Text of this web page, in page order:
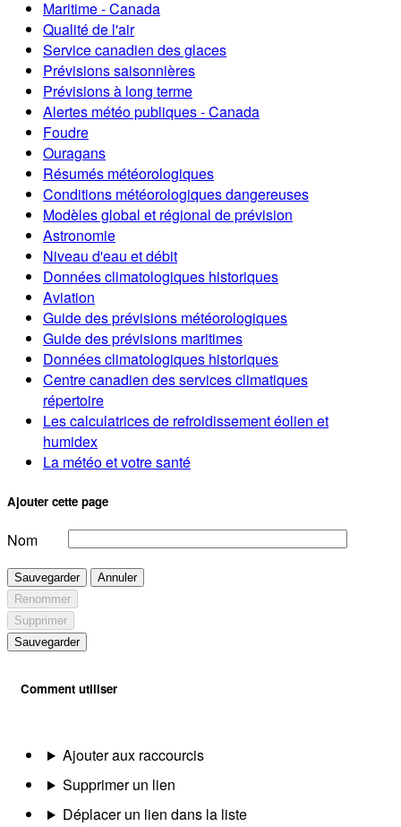
Maritime - Canada
Qualité de l'air
Service canadien des glaces
Prévisions saisonnières
Prévisions à long terme
Alertes météo publiques - Canada
Foudre
Ouragans
Résumés météorologiques
Conditions météorologiques dangereuses
Modèles global et régional de prévision
Astronomie
Niveau d'eau et débit
Données climatologiques historiques
Aviation
Guide des prévisions météorologiques
Guide des prévisions maritimes
Données climatologiques historiques
Centre canadien des services climatiques
répertoire
Les calculatrices de refroidissement éolien et
humidex
La météo et votre santé
Ajouter cette page
Nom
Sauvegarder
Annuler
Renommer
Supprimer
Sauvegarder
Comment utiliser
Ajouter aux raccourcis
Supprimer un lien
Déplacer un lien dans la liste